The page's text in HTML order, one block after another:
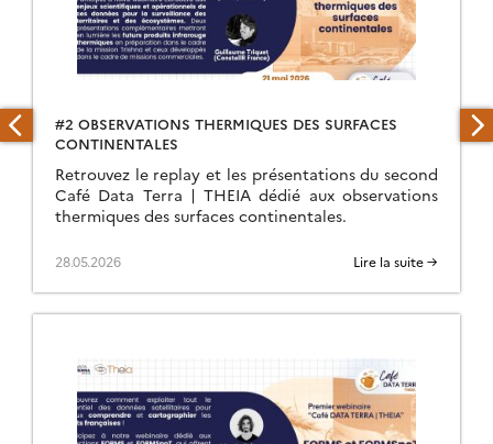
#2 OBSERVATIONS THERMIQUES DES SURFACES
CONTINENTALES
Retrouvez le replay et les présentations du second
Café Data Terra | THEIA dédié aux observations
thermiques des surfaces continentales.
28.05.2026 Lire la suite →